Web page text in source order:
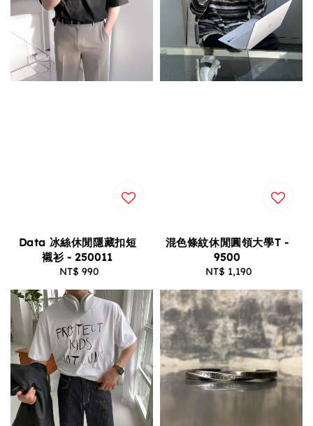
Data 冰絲休閒隱藏扣短
襯衫 - 250011
Regular
NT$ 990
混色條紋休閒圓領大學T -
9500
Regular
NT$ 1,190